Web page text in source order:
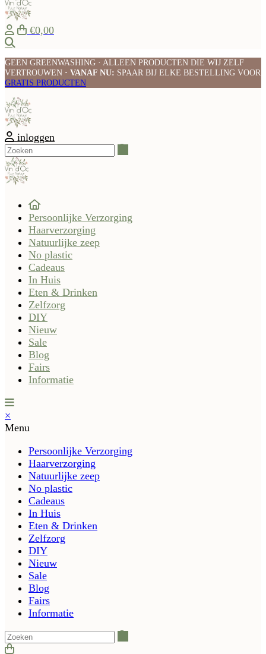
€0,00
GEEN GREENWASHING · ALLEEN PRODUCTEN DIE WIJ ZELF
VERTROUWEN · VANAF NU: SPAAR BIJ ELKE BESTELLING VOOR
GRATIS PRODUCTEN
inloggen
Persoonlijke Verzorging
Haarverzorging
Natuurlijke zeep
No plastic
Cadeaus
In Huis
Eten & Drinken
Zelfzorg
DIY
Nieuw
Sale
Blog
Fairs
Informatie
×
Menu
Persoonlijke Verzorging
Haarverzorging
Natuurlijke zeep
No plastic
Cadeaus
In Huis
Eten & Drinken
Zelfzorg
DIY
Nieuw
Sale
Blog
Fairs
Informatie